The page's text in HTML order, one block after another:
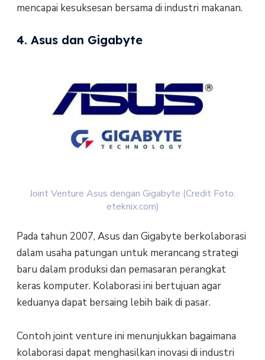
mencapai kesuksesan bersama di industri makanan.
4. Asus dan Gigabyte
Joint Venture Asus dengan Gigabyte (Credit Foto:
eteknix.com)
Pada tahun 2007, Asus dan Gigabyte berkolaborasi
dalam usaha patungan untuk merancang strategi
baru dalam produksi dan pemasaran perangkat
keras komputer. Kolaborasi ini bertujuan agar
keduanya dapat bersaing lebih baik di pasar.
Contoh joint venture ini menunjukkan bagaimana
kolaborasi dapat menghasilkan inovasi di industri